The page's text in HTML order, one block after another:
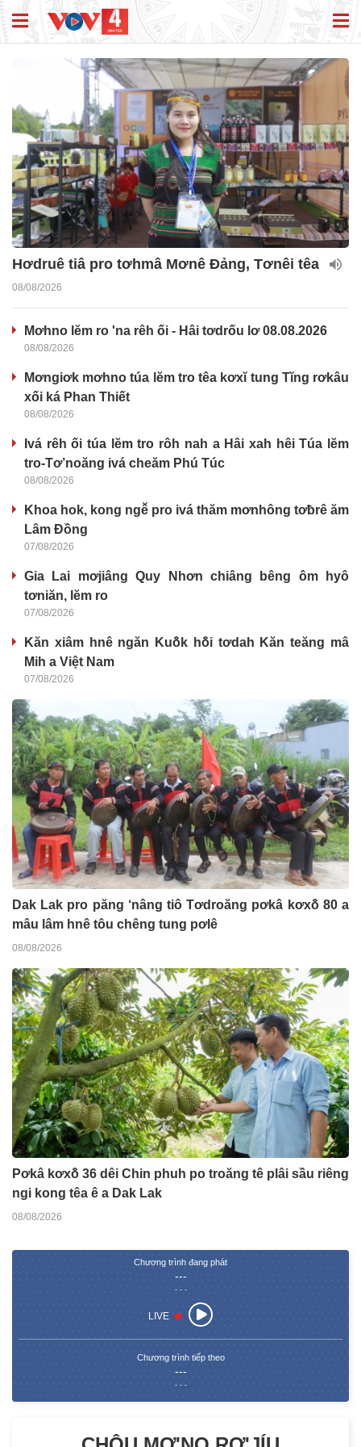
Hơdruê tiâ pro tơhmâ Mơnê Đảng, Tơnêi têa
08/08/2026
Mơhno lĕm ro 'na rêh ối - Hâi tơdrốu lơ 08.08.2026
08/08/2026
Mơngiơk mơhno túa lĕm tro têa kơxĭ tung Tĭng rơkâu
xối ká Phan Thiết
08/08/2026
Ivá rêh ối túa lĕm tro rôh nah a Hâi xah hêi Túa lĕm
tro-Tơ’noăng ivá cheăm Phú Túc
08/08/2026
Khoa hok, kong ngê̆ pro ivá thăm mơnhông tơƀrê ăm
Lâm Đồng
07/08/2026
Gia Lai mơjiâng Quy Nhơn chiâng bêng ôm hyô
tơniăn, lĕm ro
07/08/2026
Kăn xiâm hnê ngăn Kuô̆k hô̆i tơdah Kăn teăng mâ
Mih a Việt Nam
07/08/2026
Dak Lak pro păng ‘nâng tiô Tơdroăng pơkâ kơxô̆ 80 a
mâu lâm hnê tôu chêng tung pơlê
08/08/2026
Pơkâ kơxô̆ 36 dêi Chin phuh po troăng tê plâi sầu riêng
ngi kong têa ê a Dak Lak
08/08/2026
Chương trình đang phát
---
- - -
LIVE
Chương trình tiếp theo
---
- - -